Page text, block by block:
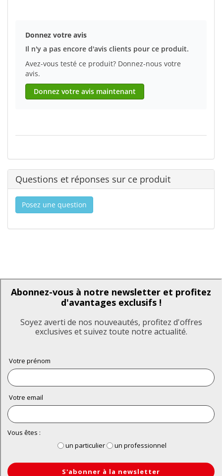
Donnez votre avis
Il n'y a pas encore d'avis clients pour ce produit.
Avez-vous testé ce produit? Donnez-nous votre
avis.
Donnez votre avis maintenant
Questions et réponses sur ce produit
Posez une question